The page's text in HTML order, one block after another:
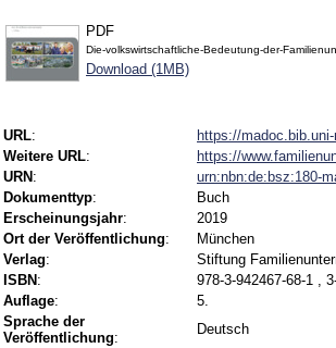
PDF
Die-volkswirtschaftliche-Bedeutung-der-
Download (1MB)
URL:
https://
Weitere URL:
https://
URN :
urn:nbn:de:bsz:180-
Dokumenttyp:
Buch
Erscheinungsjahr:
2019
Ort der Veröffentlichung:
München
Verlag:
Stiftung
ISBN :
978-3-942467-68-1 ,
Auflage:
5.
Sprache der
Veröffentlichung:
Deutsch